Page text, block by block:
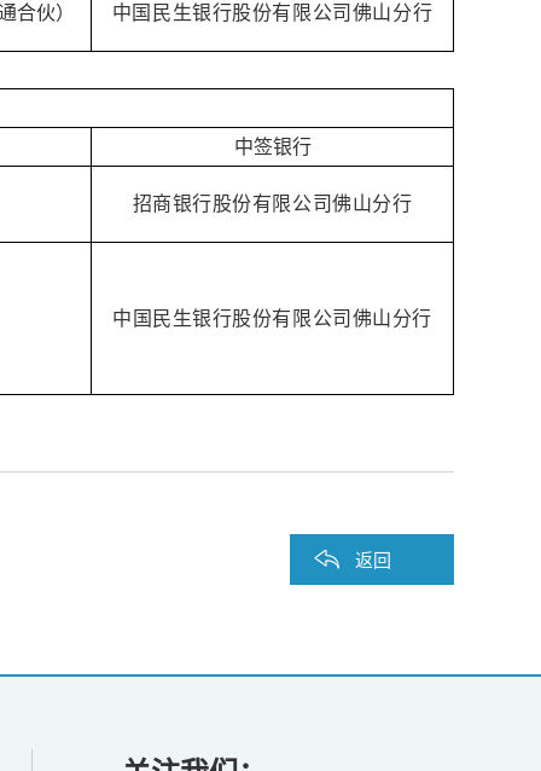
合伙） 中国民生银行股份有限公司佛山分行
中签银行
招商银行股份有限公司佛山分行
中国民生银行股份有限公司佛山分行
返回